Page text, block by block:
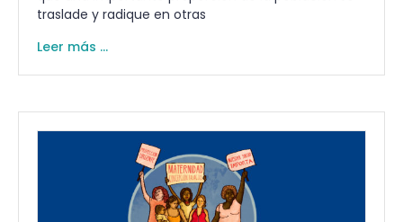
traslade y radique en otras
Leer más ...